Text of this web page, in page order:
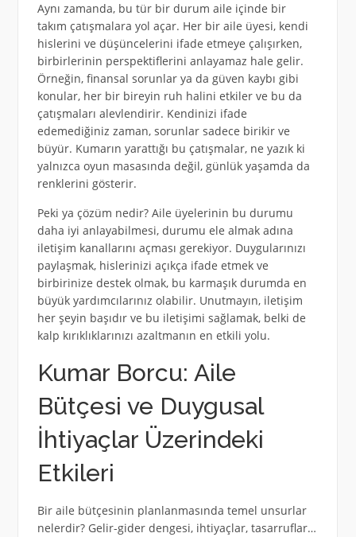
Aynı zamanda, bu tür bir durum aile içinde bir
takım çatışmalara yol açar. Her bir aile üyesi, kendi
hislerini ve düşüncelerini ifade etmeye çalışırken,
birbirlerinin perspektiflerini anlayamaz hale gelir.
Örneğin, finansal sorunlar ya da güven kaybı gibi
konular, her bir bireyin ruh halini etkiler ve bu da
çatışmaları alevlendirir. Kendinizi ifade
edemediğiniz zaman, sorunlar sadece birikir ve
büyür. Kumarın yarattığı bu çatışmalar, ne yazık ki
yalnızca oyun masasında değil, günlük yaşamda da
renklerini gösterir.
Peki ya çözüm nedir? Aile üyelerinin bu durumu
daha iyi anlayabilmesi, durumu ele almak adına
iletişim kanallarını açması gerekiyor. Duygularınızı
paylaşmak, hislerinizi açıkça ifade etmek ve
birbirinize destek olmak, bu karmaşık durumda en
büyük yardımcılarınız olabilir. Unutmayın, iletişim
her şeyin başıdır ve bu iletişimi sağlamak, belki de
kalp kırıklıklarınızı azaltmanın en etkili yolu.
Kumar Borcu: Aile
Bütçesi ve Duygusal
İhtiyaçlar Üzerindeki
Etkileri
Bir aile bütçesinin planlanmasında temel unsurlar
nelerdir? Gelir-gider dengesi, ihtiyaçlar, tasarruflar…